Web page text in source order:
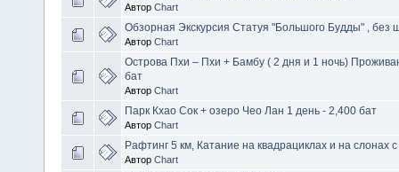
Автор Chart
Обзорная Экскурсия Статуя "Большого Будды" , без
Автор Chart
Острова Пхи – Пхи + Бамбу ( 2 дня и 1 ночь)
бат
Автор Chart
Парк Кхао Сок + озеро Чео Лан 1 день - 2,400 бат
Автор Chart
Рафтинг 5 км, Катание на квадрациклах и на слонах
Автор Chart